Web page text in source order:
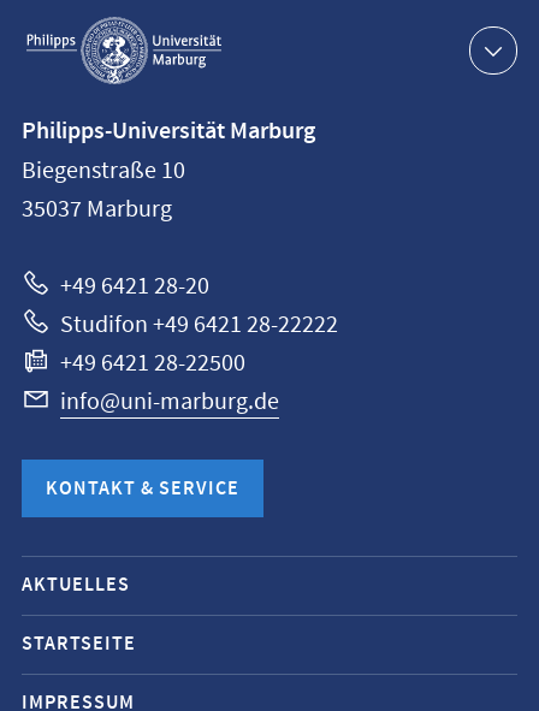
Service-
Navigation
Philipps-
Universität
Marburg
Philipps-Universität Marburg
Biegenstraße 10
35037 Marburg
+49 6421 28-20
Studifon +49 6421 28-22222
+49 6421 28-22500
info@uni-marburg.de
KONTAKT & SERVICE
Mobile-
Service-
Navigation
und
AKTUELLES
STARTSEITE
IMPRESSUM